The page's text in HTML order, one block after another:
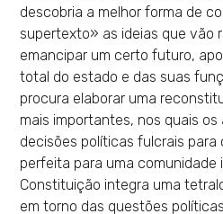
descobria a melhor forma de
supertexto» as ideias que vão
emancipar um certo futuro,
total do estado e das suas
procura elaborar uma
mais importantes, nos quais
decisões políticas fulcrais para
perfeita para uma comunidade
Constituição integra uma
em torno das questões